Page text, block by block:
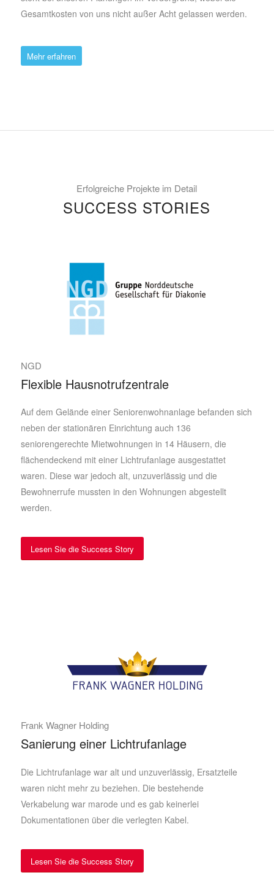
Gesamtkosten von uns nicht außer Acht gelassen werden.
Mehr erfahren
Erfolgreiche Projekte im Detail
SUCCESS STORIES
NGD
Flexible Hausnotrufzentrale
Auf dem Gelände einer Seniorenwohnanlage befanden sich
neben der stationären Einrichtung auch 136
seniorengerechte Mietwohnungen in 14 Häusern, die
flächendeckend mit einer Lichtrufanlage ausgestattet
waren. Diese war jedoch alt, unzuverlässig und die
Bewohnerrufe mussten in den Wohnungen abgestellt
werden.
Lesen Sie die Success Story
Frank Wagner Holding
Sanierung einer Lichtrufanlage
Die Lichtrufanlage war alt und unzuverlässig, Ersatzteile
waren nicht mehr zu beziehen. Die bestehende
Verkabelung war marode und es gab keinerlei
Dokumentationen über die verlegten Kabel.
Lesen Sie die Success Story